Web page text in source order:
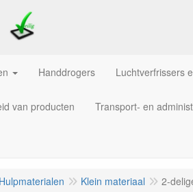
Handdrogers Luchtverfrissers
van producten Transport- en
Hulpmaterialen Klein materiaal 2-